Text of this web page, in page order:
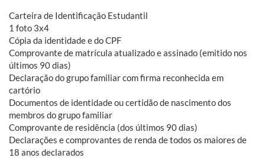
Carteira de Identificação Estudantil
1 foto 3x4
Cópia da identidade e do CPF
Comprovante de matrícula atualizado e assinado (emitido nos
últimos 90 dias)
Declaração do grupo familiar com firma reconhecida em
cartório
Documentos de identidade ou certidão de nascimento dos
membros do grupo familiar
Comprovante de residência (dos últimos 90 dias)
Declarações e comprovantes de renda de todos os maiores de
18 anos declarados